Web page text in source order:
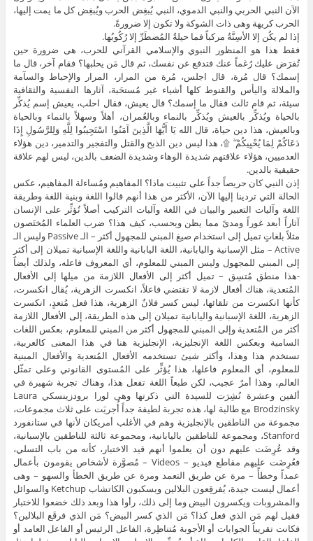
الآن النبي الحربي والنبي الدموي، النبي يُبغِض الحرب ويُبغِض كل ما يمت إليها،
الحرب كريهة وهى ذات الشوكة ولا تكون إلا ضرورةً.
إذا لم يكُن إلا الأسِنَّةُ مركباً فما حيلةُ المُضطَرِّ إلا رُكُوبُها.
فقط هذا هو المنظور النبوي والإسلامي القرآني للحرب، هى ضرورة حين
تُفرَض عليك رُغماً عنك فتدفع عن نفسك، ثم قال مَن يحلبها؟ فقام آخر، قال ما
إسمك؟ قال مُرة، قال اجلس، مُرة من المرار، المرار والإحباط والسآمة
والملالة واليأس والقنوط كلها أشياء غير مُستحَبة، آثارها النفسية والثقافية
سيئة، ثم قام ثالث فقال ما إسمك؟ قال يعيش، فقال احلب، يعيش إسم يُذكِّر
بالحياة ويُذكِّر بالعيش ويُذكِّر بالنماء وبالعُمران، أهلاً وسهلاً بالنماء وبالحياة
وبالعيش، هذا دين حياة، قال الله يَا أَيُّهَا الَّذِينَ آمَنُوا اسْتَجِيبُوا لِلَّهِ وَلِلرَّسُولِ إِذَا
دَعَاكُمْ لِمَا يُحْيِيكُمْ ۖ ۩، هذا ليس دين الذبح والقتل والتفجير والتدمير، دين هؤلاء
العدميين، هؤلاء علاقتهم شديدة الوهاء وشديدة الضعف بالدين، ليس لهم علاقة
حقيقية بالدين.
إذن النبي كان حريصاً جداً على تثبيت ماذا؟ المفاهيم ومُساءلة المفاهيم، عكس
الحالة التي تردينا إليها الآن، الأكثر من هذا أنهم قالوا اللغة وبنية اللغة وطريقة
اللغة وآليات التعبير والبيان في اللغة وآليات التركيب أصلاً تُؤثِّر على الإنسان
آثاراً أبعد غوراً ومدىً مما يظن ويحسب، كيف هذا؟ ضرب العلماء المُختَصون
مثلاً بلغاتٍ تميل إلى استخدام صيغ المبني للمجهول أكثر – الـ Passive وليس الـ
Active – مثل الإسبانية واليابانية، اللغة اليابانية واللغة الإسبانية تميلان إلى أكثر
إلى المبني للمجهول وليس المبني للمعلوم، أي المعروف فاعله، ولذلك أيضاً
-هذا منطق مُتسِق – تميل أكثر إلى الأفعال اللازمة من ميلها إلى الأفعال
المُتعدية، هناك أفعال لازمة لا تقتضي فاعلاً، انكسرت الزهرية، يُقال انكسرت،
كأنها انكسرت من تلقائها، ليس كسر فلانٌ الزهرية، هذا فعل مُتعدٍ، انكسرت
الزهرية، اللغة الإسبانية واليابانية تميلان إلى هذه الطريقة، إلى الأفعال اللازمة
أكثر من المُتعدية وإلى المبني للمجهول أكثر من المبني للمعلوم، بعكس اللغات
السامية وبعكس اللغة الإنجليزية، الإنجليزية هنا في هذا المعنى كالعربية،
تستخدم هذا وهذا، وأكثر شيئ تستخدمه الأفعال المُتعدية والأفعال المبنية
للمعلوم، أي المعلوم فاعلها، هذا يُؤثِّر على المُستوى القانوني وعلى تمثّل
العالم، وهذا أمرٌ عجيب، لكن طبعاً اللغة تفعل هذا، وهناك تجربة شهيرة في
ألفين وعشرة نُشِرَت للسيدة التي ذكرتها وهى لورا برودزينسكي Laura
Brodzinsky مع طالبة لها، هذه تجربة لطيفة جداً أُجريَت على ثلاث مجموعات،
مجموعة من الناطقين بالإنجليزية وهم في الأغلب أمريكان لأنها في ستانفورد
Stanford، ومجموعة للناطقين باليابانية، ومجموعة ثالثة للناطقين بالإسبانية،
وقد عُرِضَت عليهم دون أن يعلموا أنهم قيد الاختبار، كأنه من باب التسلي،
فعُرِضَت عليهم مقاطع فيديو – Videos – مُصوَّرة لأشخاص يقومون بأعمال
عمداً وخطأً – مرة عن طريق التعمد ومرة عن طريق الخطأ والسهو – وهى
أعمال ليست جيدة، يُفرقِعون البلالين ويسكبون الكاتشاب Ketchup والسوائل
والمشروبات ويكسرون البيض وما إلى ذلك، رأوا هذا وبعد ذلك خضعوا للاختبار
فقيل لهم مَن الذي فعل كذا؟ مَن الذي كسر البيض؟ مَن الذي فرقَع البلالين؟
فكانت تقريباً الجوابات أو الأجوبة مُتناظِرة، الفاعل الرئيس أو الفاعل العامد أو